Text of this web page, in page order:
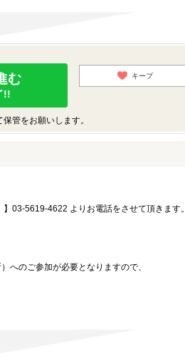
む
!!
キープ
管をお願いします。
03-5619-4622 よりお電話をさせて頂きます。
へのご参加が必要となりますので、